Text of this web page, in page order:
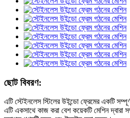
ছোট বিবরণ:
এটি স্টেইনলেস স্টিলের উইন্ডো ফ্রেমের একটি
এটি একসাথে কাজ করা বেশ কয়েকটি মেশিন দ্বারা